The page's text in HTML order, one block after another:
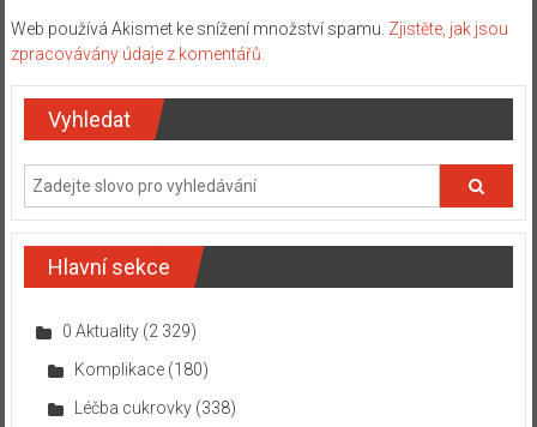
Web používá Akismet ke snížení množství spamu. Zjistěte, jak jsou
zpracovávány údaje z komentářů.
Vyhledat
Hlavní sekce
0 Aktuality(2 329)
Komplikace(180)
Léčba cukrovky(338)